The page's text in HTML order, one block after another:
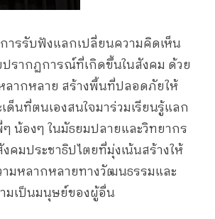
ารรับฟังแลกเปลี่ยนความคิดเห็น
ปรากฏการณ์ที่เกิดขึ้นในสังคม ด้วย
ากหลาย สร้างพื้นที่ปลอดภัยให้
ด็นที่ตนเองสนใจมาร่วมเรียนรู้แลก
น้องๆ ในมัธยมปลายและวิทยากร
คมประชาธิปไตยที่มุ่งเน้นสร้างให้
มหลากหลายทางวัฒนธรรมและ
มเป็นมนุษย์ของผู้อื่น